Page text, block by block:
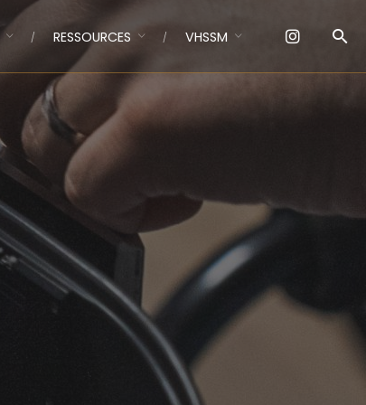
RESSOURCES VHSSM